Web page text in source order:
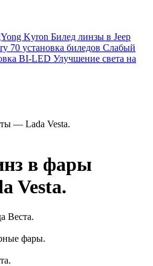
Kyron Билед линзы в Jeep
70 установка биледов Слабый
BI-LED Улучшение света на
— Lada Vesta.
в фары
Vesta.
Веста.
фары.